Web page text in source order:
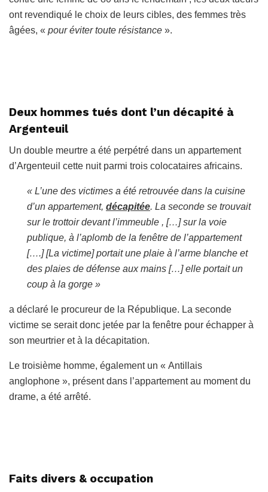
ont revendiqué le choix de leurs cibles, des femmes très
âgées, « pour éviter toute résistance ».
Deux hommes tués dont l’un décapité à
Argenteuil
Un double meurtre a été perpétré dans un appartement
d’Argenteuil cette nuit parmi trois colocataires africains.
« L’une des victimes a été retrouvée dans la cuisine
d’un appartement, décapitée. La seconde se trouvait
sur le trottoir devant l’immeuble , […] sur la voie
publique, à l’aplomb de la fenêtre de l’appartement
[….] [La victime] portait une plaie à l’arme blanche et
des plaies de défense aux mains […] elle portait un
coup à la gorge »
a déclaré le procureur de la République. La seconde
victime se serait donc jetée par la fenêtre pour échapper à
son meurtrier et à la décapitation.
Le troisième homme, également un « Antillais
anglophone », présent dans l’appartement au moment du
drame, a été arrêté.
Faits divers & occupation